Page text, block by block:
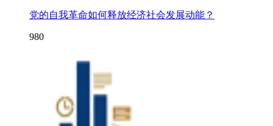
党的自我革命如何释放经济社会发展动能？
980